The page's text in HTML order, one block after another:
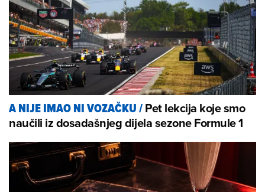
A NIJE IMAO NI VOZAČKU/Pet lekcija koje smo
naučili iz dosadašnjeg dijela sezone Formule 1